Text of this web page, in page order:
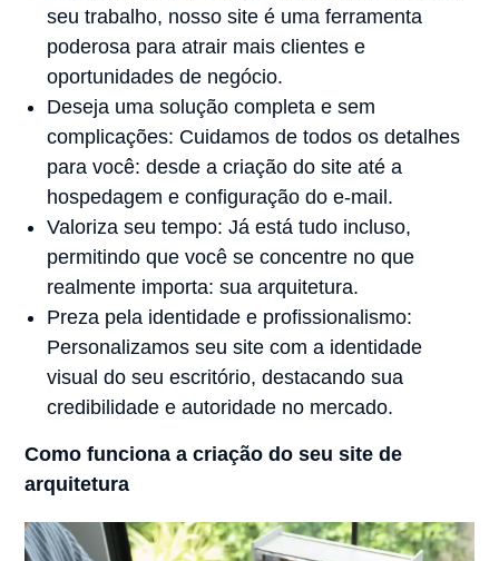
seu trabalho, nosso site é uma ferramenta
poderosa para atrair mais clientes e
oportunidades de negócio.
Deseja uma solução completa e sem
complicações: Cuidamos de todos os detalhes
para você: desde a criação do site até a
hospedagem e configuração do e-mail.
Valoriza seu tempo: Já está tudo incluso,
permitindo que você se concentre no que
realmente importa: sua arquitetura.
Preza pela identidade e profissionalismo:
Personalizamos seu site com a identidade
visual do seu escritório, destacando sua
credibilidade e autoridade no mercado.
Como funciona a criação do seu site de
arquitetura